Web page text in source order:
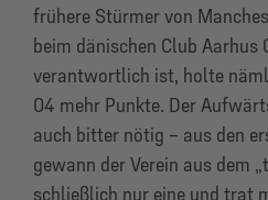
frühere Stürmer von
beim dänischen Club Aarhus
verantwortlich ist, holte
04 mehr Punkte. Der
auch bitter nötig – aus den
gewann der Verein aus dem
schließlich nur eine und trat